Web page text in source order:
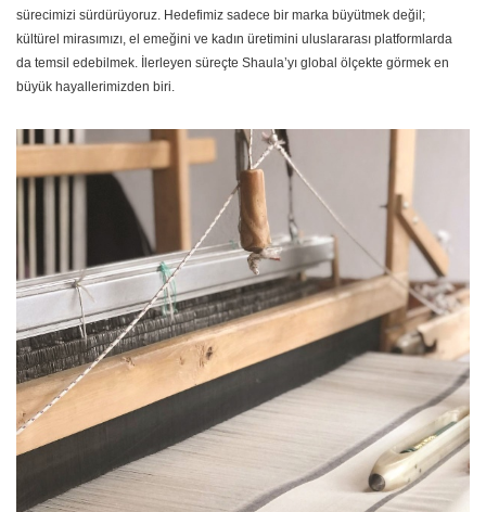
sürecimizi sürdürüyoruz. Hedefimiz sadece bir marka büyütmek değil;
kültürel mirasımızı, el emeğini ve kadın üretimini uluslararası platformlarda
da temsil edebilmek. İlerleyen süreçte Shaula’yı global ölçekte görmek en
büyük hayallerimizden biri.